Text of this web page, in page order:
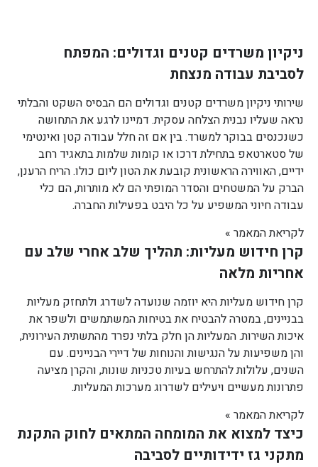
ניקיון משרדים קטנים וגדולים: המפתח
לסביבת עבודה מנצחת
שירותי ניקיון משרדים קטנים וגדולים הם הבסיס השקט והבלתי
נראה שעליו נבנית הצלחה עסקית. דמיינו לרגע את התחושה
כשנכנסים בבוקר למשרד. בין אם זה חלל עבודה קטן ואינטימי
של סטארטאפ בתחילת דרכו או קומות שלמות בתאגיד רחב
ידיים, האווירה הראשונית קובעת את הטון ליום כולו. הריח הרענן,
הברק על המשטחים והסדר המופתי הם לא מותרות, הם כלי
עבודה חיוני המשפיע על כל היבט בפעילות החברה.
לקריאת המאמר »
קרן חידוש מעליות: תהליך שלב אחרי שלב עם
אחריות מלאה
קרן חידוש מעליות היא יוזמה שנועדה לשדרג ולתחזק מעליות
בבניינים, במטרה להבטיח את בטיחות המשתמשים ולשפר את
איכות השירות. המעליות הן חלק בלתי נפרד מהתשתית העירונית,
והן משפיעות על הנגישות והנוחות של דיירי הבניינים. עם
השנים, עלולות להתרחש בעיות טכניות שונות, והקרן מציעה
פתרונות מעשיים ויעילים לשדרוג מערכות המעליות.
לקריאת המאמר »
כיצד למצוא את המומחה המתאים לחוק התקנת
מתקני גז ידידותיים לסביבה